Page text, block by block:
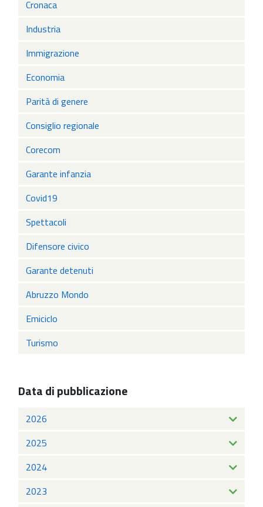
Cronaca
Industria
Immigrazione
Economia
Parità di genere
Consiglio regionale
Corecom
Garante infanzia
Covid19
Spettacoli
Difensore civico
Garante detenuti
Abruzzo Mondo
Emiciclo
Turismo
Data di pubblicazione
2026
2025
2024
2023